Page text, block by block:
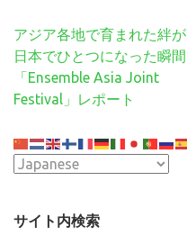
投
稿
ナ
ビ
ー
シ
アジア各地で育まれた絆が
日本でひとつになった瞬間
「Ensemble Asia Joint
Festival」レポート
サイト内検索